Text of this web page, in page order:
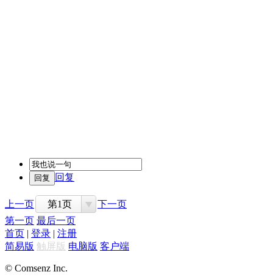
回复
上一页 第1页
下一页
第一页 最后一页
首页 | 登录 | 注册
简易版 触屏版 电脑版 客户端
© Comsenz Inc.